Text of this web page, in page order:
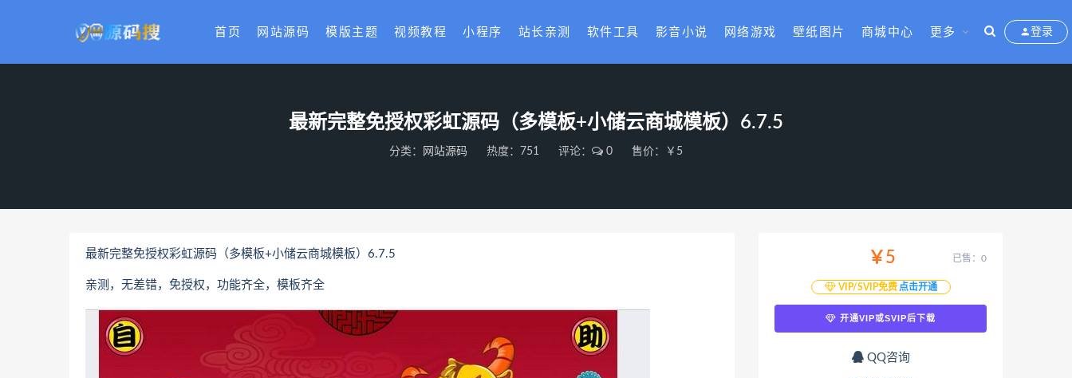
首页 网站源码 模版主题 视频教程 小程序 站长亲测 软件工具 影音小说 网络游戏 壁纸图片 商城中心 更多 登录
最新完整免授权彩虹源码（多模板+小储云商城模板）6.7.5
分类： 网站源码 热度：751 评论： 0 售价：￥5
最新完整免授权彩虹源码（多模板+小储云商城模板）6.7.5
亲测，无差错，免授权，功能齐全，模板齐全
￥5
VIP/SVIP免费 点击开通
已售：0
开通VIP或SVIP后下载
QQ咨询